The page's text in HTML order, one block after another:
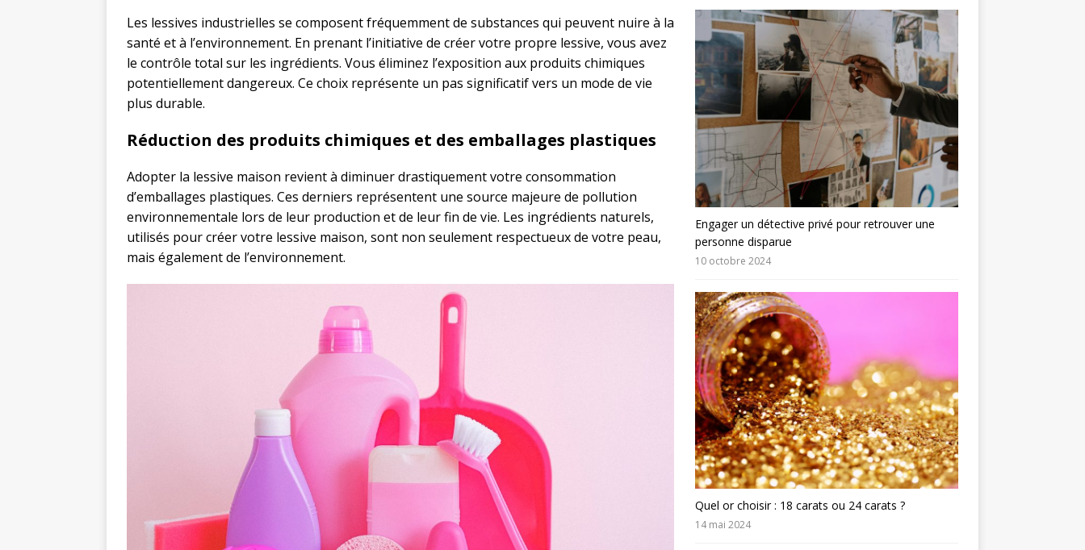
Les lessives industrielles se composent fréquemment de substances qui peuvent nuire à la
santé et à l’environnement. En prenant l’initiative de créer votre propre lessive, vous avez
le contrôle total sur les ingrédients. Vous éliminez l’exposition aux produits chimiques
potentiellement dangereux. Ce choix représente un pas significatif vers un mode de vie
plus durable.
Réduction des produits chimiques et des emballages plastiques
Adopter la lessive maison revient à diminuer drastiquement votre consommation
d’emballages plastiques. Ces derniers représentent une source majeure de pollution
environnementale lors de leur production et de leur fin de vie. Les ingrédients naturels,
utilisés pour créer votre lessive maison, sont non seulement respectueux de votre peau,
mais également de l’environnement.
Engager un détective privé pour retrouver une
personne disparue
10 octobre 2024
Quel or choisir : 18 carats ou 24 carats ?
14 mai 2024